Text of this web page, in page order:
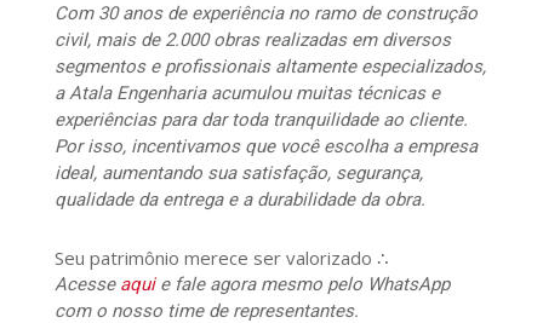
Com 30 anos de experiência no ramo de construção
civil, mais de 2.000 obras realizadas em diversos
segmentos e profissionais altamente especializados,
a Atala Engenharia acumulou muitas técnicas e
experiências para dar toda tranquilidade ao cliente.
Por isso, incentivamos que você escolha a empresa
ideal, aumentando sua satisfação, segurança,
qualidade da entrega e a durabilidade da obra.
Seu patrimônio merece ser valorizado ∴
Acesse aquie fale agora mesmo pelo WhatsApp
com o nosso time de representantes.